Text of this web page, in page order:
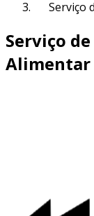
Serviço
Serviço
Alimentar